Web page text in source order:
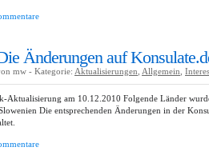
Änderungen auf
mw - Kategorie: Aktualisierungen Allgemein
Aktualisierung am 10.12.2010 Folgende Länder
Die entsprechenden Änderungen in der